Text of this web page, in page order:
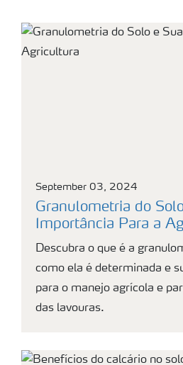
September 03, 2024
Granulometria do
Importância Para a
Descubra o que é a
como ela é determinada e
para o manejo agrícola e
das lavouras.